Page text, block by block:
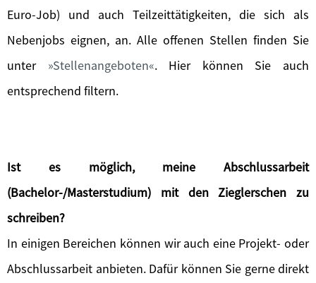
Euro-Job) und auch Teilzeittätigkeiten, die sich als
Nebenjobs eignen, an. Alle offenen Stellen finden Sie
unter
Stellenangeboten . Hier können Sie auch
entsprechend filtern.
Ist es möglich, meine Abschlussarbeit
(Bachelor-/Masterstudium) mit den Zieglerschen zu
schreiben?
In einigen Bereichen können wir auch eine Projekt- oder
Abschlussarbeit anbieten. Dafür können Sie gerne direkt